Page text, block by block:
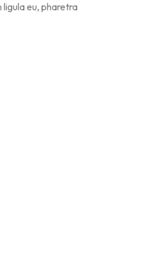
ligula eu, pharetra